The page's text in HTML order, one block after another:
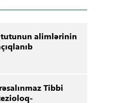
alimlərinin
Tibbi